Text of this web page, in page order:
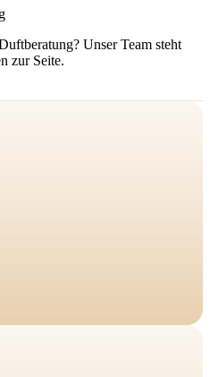
Unser Team steht
zur Seite.